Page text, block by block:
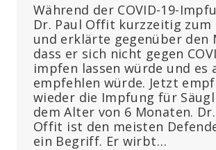
Während der COVID-19-
Dr. Paul Offit kurzzeitig zum
und erklärte gegenüber den
dass er sich nicht gegen
impfen lassen würde und es
empfehlen würde. Jetzt
wieder die Impfung für
dem Alter von 6 Monaten.
Offit ist den meisten
ein Begriff. Er wirbt…